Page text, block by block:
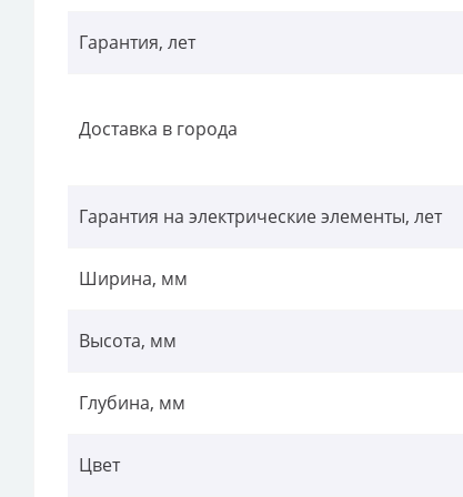
Гарантия, лет
Доставка в города
Гарантия на электрические элементы, лет
Ширина, мм
Высота, мм
Глубина, мм
Цвет